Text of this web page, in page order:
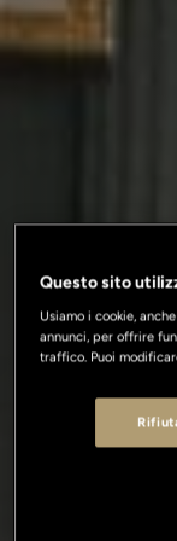
Questo sito
Usiamo i cookie,
annunci, per offrire
traffico. Puoi